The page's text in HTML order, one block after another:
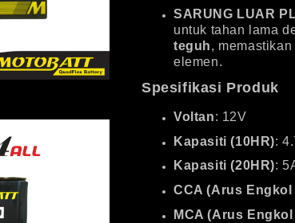
SARUNG LUAR
untuk tahan lama
teguh, memastikan
elemen.
Spesifikasi Produk
Voltan: 12V
Kapasiti (10HR):
Kapasiti (20HR):
CCA (Arus Engkol
MCA (Arus